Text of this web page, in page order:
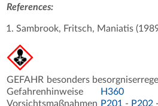
References:
Sambrook, Fritsch, Maniatis
GEFAHR besonders
Gefahrenhinweise
H360
Vorsichtsmaßnahmen P201 - P202 -